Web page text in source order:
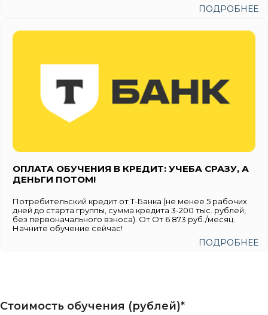
ПОДРОБНЕЕ
ОПЛАТА ОБУЧЕНИЯ В КРЕДИТ: УЧЕБА СРАЗУ, А
ДЕНЬГИ ПОТОМ!
Потребительский кредит от Т-Банка (не менее 5 рабочих
дней до старта группы, сумма кредита 3-200 тыс. рублей,
без первоначального взноса). От От 6 873 руб./месяц.
Начните обучение сейчас!
ПОДРОБНЕЕ
Стоимость обучения (рублей)*